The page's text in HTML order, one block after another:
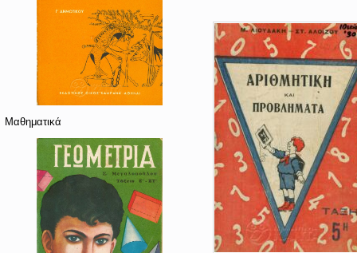
Μαθηματικά